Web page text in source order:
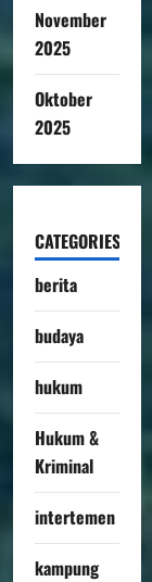
November
2025
Oktober
2025
CATEGORIES
berita
budaya
hukum
Hukum &
Kriminal
intertemen
kampung